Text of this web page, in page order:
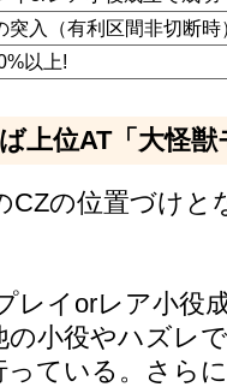
突入（有利区間非切断時
以上!
上位AT「大怪獣
CZの位置づけと
レイorレア小役
の小役やハズレ
っている。さら